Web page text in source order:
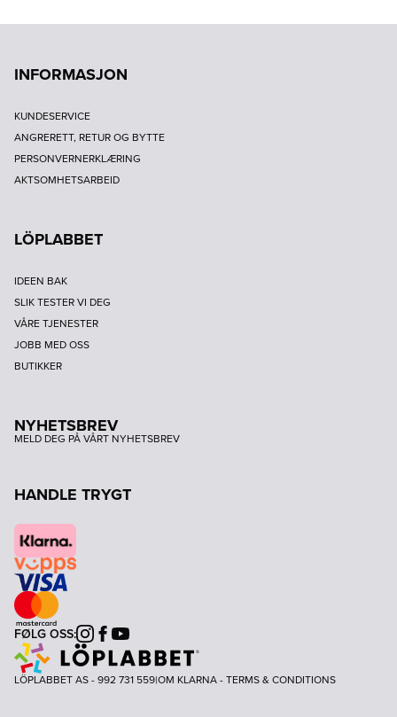
INFORMASJON
KUNDESERVICE
ANGRERETT, RETUR OG BYTTE
PERSONVERNERKLÆRING
AKTSOMHETSARBEID
LÖPLABBET
IDEEN BAK
SLIK TESTER VI DEG
VÅRE TJENESTER
JOBB MED OSS
BUTIKKER
NYHETSBREV
MELD DEG PÅ VÅRT NYHETSBREV
HANDLE TRYGT
FØLG OSS:Instagram
Facebook
Youtube
LÖPLABBET AS - 992 731 559|OM KLARNA-TERMS & CONDITIONS